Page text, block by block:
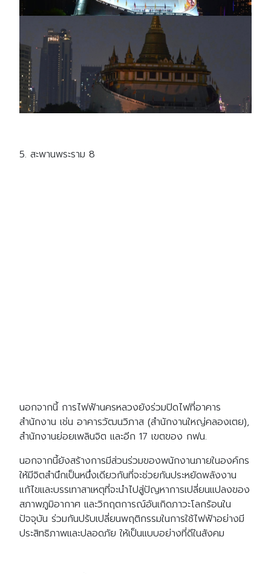
5. สะพานพระราม 8
นอกจากนี้ การไฟฟ้านครหลวงยังร่วมปิดไฟที่อาคาร
สำนักงาน เช่น อาคารวัฒนวิภาส (สำนักงานใหญ่คลองเตย),
สำนักงานย่อยเพลินจิต และอีก 17 เขตของ กฟน.
นอกจากนี้ยังสร้างการมีส่วนร่วมของพนักงานภายในองค์กร
ให้มีจิตสำนึกเป็นหนึ่งเดียวกันที่จะช่วยกันประหยัดพลังงาน
แก้ไขและบรรเทาสาเหตุที่จะนำไปสู่ปัญหาการเปลี่ยนแปลงของ
สภาพภูมิอากาศ และวิกฤตการณ์อันเกิดภาวะโลกร้อนใน
ปัจจุบัน ร่วมกันปรับเปลี่ยนพฤติกรรมในการใช้ไฟฟ้าอย่างมี
ประสิทธิภาพและปลอดภัย ให้เป็นแบบอย่างที่ดีในสังคม